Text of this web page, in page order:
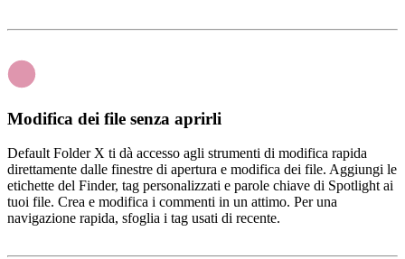
Modifica dei file senza aprirli
Default Folder X ti dà accesso agli strumenti di modifica rapida
direttamente dalle finestre di apertura e modifica dei file. Aggiungi le
etichette del Finder, tag personalizzati e parole chiave di Spotlight ai
tuoi file. Crea e modifica i commenti in un attimo. Per una
navigazione rapida, sfoglia i tag usati di recente.